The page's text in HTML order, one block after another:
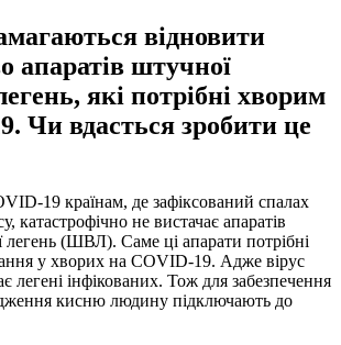
відновити
апаратів штучної
які потрібні хворим
Чи вдасться зробити це
19 країнам, де зафіксований спалах
катастрофічно не вистачає апаратів
легень (ШВЛ). Саме ці апарати потрібні
у хворих на COVID-19. Адже вірус
легені інфікованих. Тож для забезпечення
кисню людину підключають до